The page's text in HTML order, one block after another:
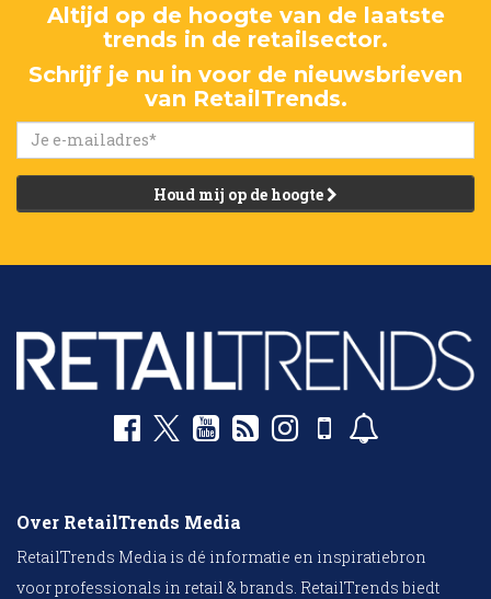
Altijd op de hoogte van de laatste
trends in de retailsector.
Schrijf je nu in voor de nieuwsbrieven
van RetailTrends.
Houd mij op de hoogte
Over RetailTrends Media
RetailTrends Media is dé informatie en inspiratiebron
voor professionals in retail & brands. RetailTrends biedt